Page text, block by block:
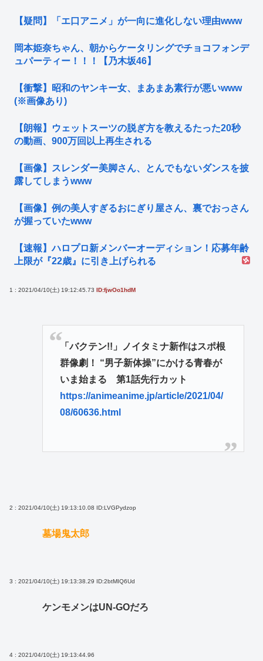
【疑問】「エ口アニメ」が一向に進化しない理由www
岡本姫奈ちゃん、朝からケータリングでチョコフォンデ
ュパーティー！！！【乃木坂46】
【衝撃】昭和のヤンキー女、まあまあ素行が悪いwww
(※画像あり)
【朗報】ウェットスーツの脱ぎ方を教えるたった20秒
の動画、900万回以上再生される
【画像】スレンダー美脚さん、とんでもないダンスを披
露してしまうwww
【画像】例の美人すぎるおにぎり屋さん、裏でおっさん
が握っていたwww
【速報】ハロプロ新メンバーオーディション！応募年齢
上限が『22歳』に引き上げられる
1 : 2021/04/10(土) 19:12:45.73 ID:fjwOo1hdM
「バクテン!!」ノイタミナ新作はスポ根
群像劇！ “男子新体操”にかける青春が
いま始まる 第1話先行カット
https://animeanime.jp/article/2021/04/
08/60636.html
2 : 2021/04/10(土) 19:13:10.08 ID:LVGPydzop
墓場鬼太郎
3 : 2021/04/10(土) 19:13:38.29 ID:2btMIQ6Ud
ケンモメンはUN-GOだろ
4 : 2021/04/10(土) 19:13:44.96